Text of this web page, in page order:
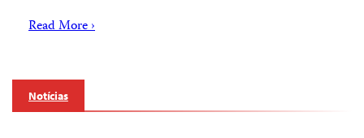
Read More ›
Notícias